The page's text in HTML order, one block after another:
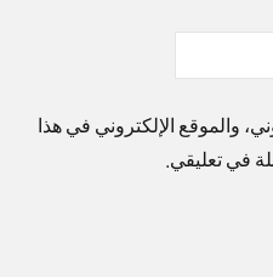
والموقع الإلكتروني في هذا
في تعليقي.